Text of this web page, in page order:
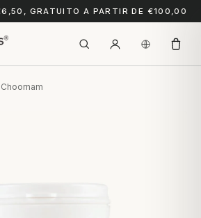
GRATUITO A PARTIR DE €100,00